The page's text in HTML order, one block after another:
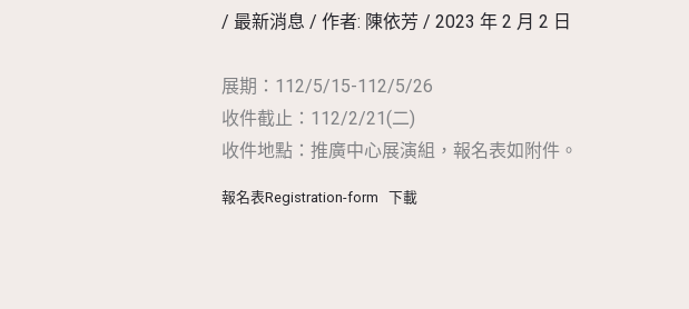
/ 最新消息 / 作者: 陳依芳 / 2023 年 2 月 2 日
展期：112/5/15-112/5/26
收件截止：112/2/21(二)
收件地點：推廣中心展演組，報名表如附件。
報名表Registration-form 下載